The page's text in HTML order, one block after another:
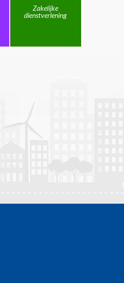
Zakelijke
dienstverlening